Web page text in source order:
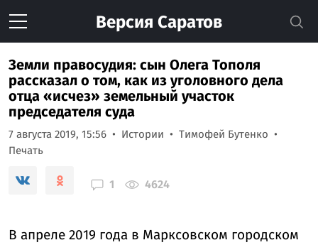
Версия Саратов
Земли правосудия: сын Олега Тополя
рассказал о том, как из уголовного дела
отца «исчез» земельный участок
председателя суда
7 августа 2019, 15:56 Истории
Тимофей Бутенко
Печать
1 4624
В апреле 2019 года в Марксовском городском